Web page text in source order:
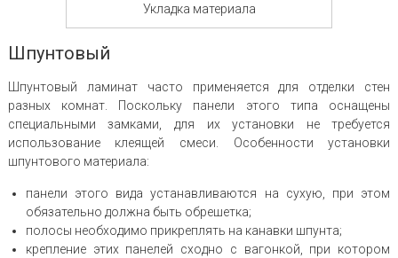
Укладка материала
Шпунтовый
Шпунтовый ламинат часто применяется для отделки стен
разных комнат. Поскольку панели этого типа оснащены
специальными замками, для их установки не требуется
использование клеящей смеси. Особенности установки
шпунтового материала:
панели этого вида устанавливаются на сухую, при этом
обязательно должна быть обрешетка;
полосы необходимо прикреплять на канавки шпунта;
крепление этих панелей сходно с вагонкой, при котором